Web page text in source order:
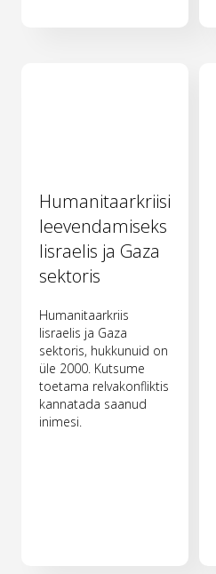
Humanitaarkriisi
leevendamiseks
Iisraelis ja Gaza
sektoris
Humanitaarkriis
Iisraelis ja Gaza
sektoris, hukkunuid on
üle 2000. Kutsume
toetama relvakonfliktis
kannatada saanud
inimesi.